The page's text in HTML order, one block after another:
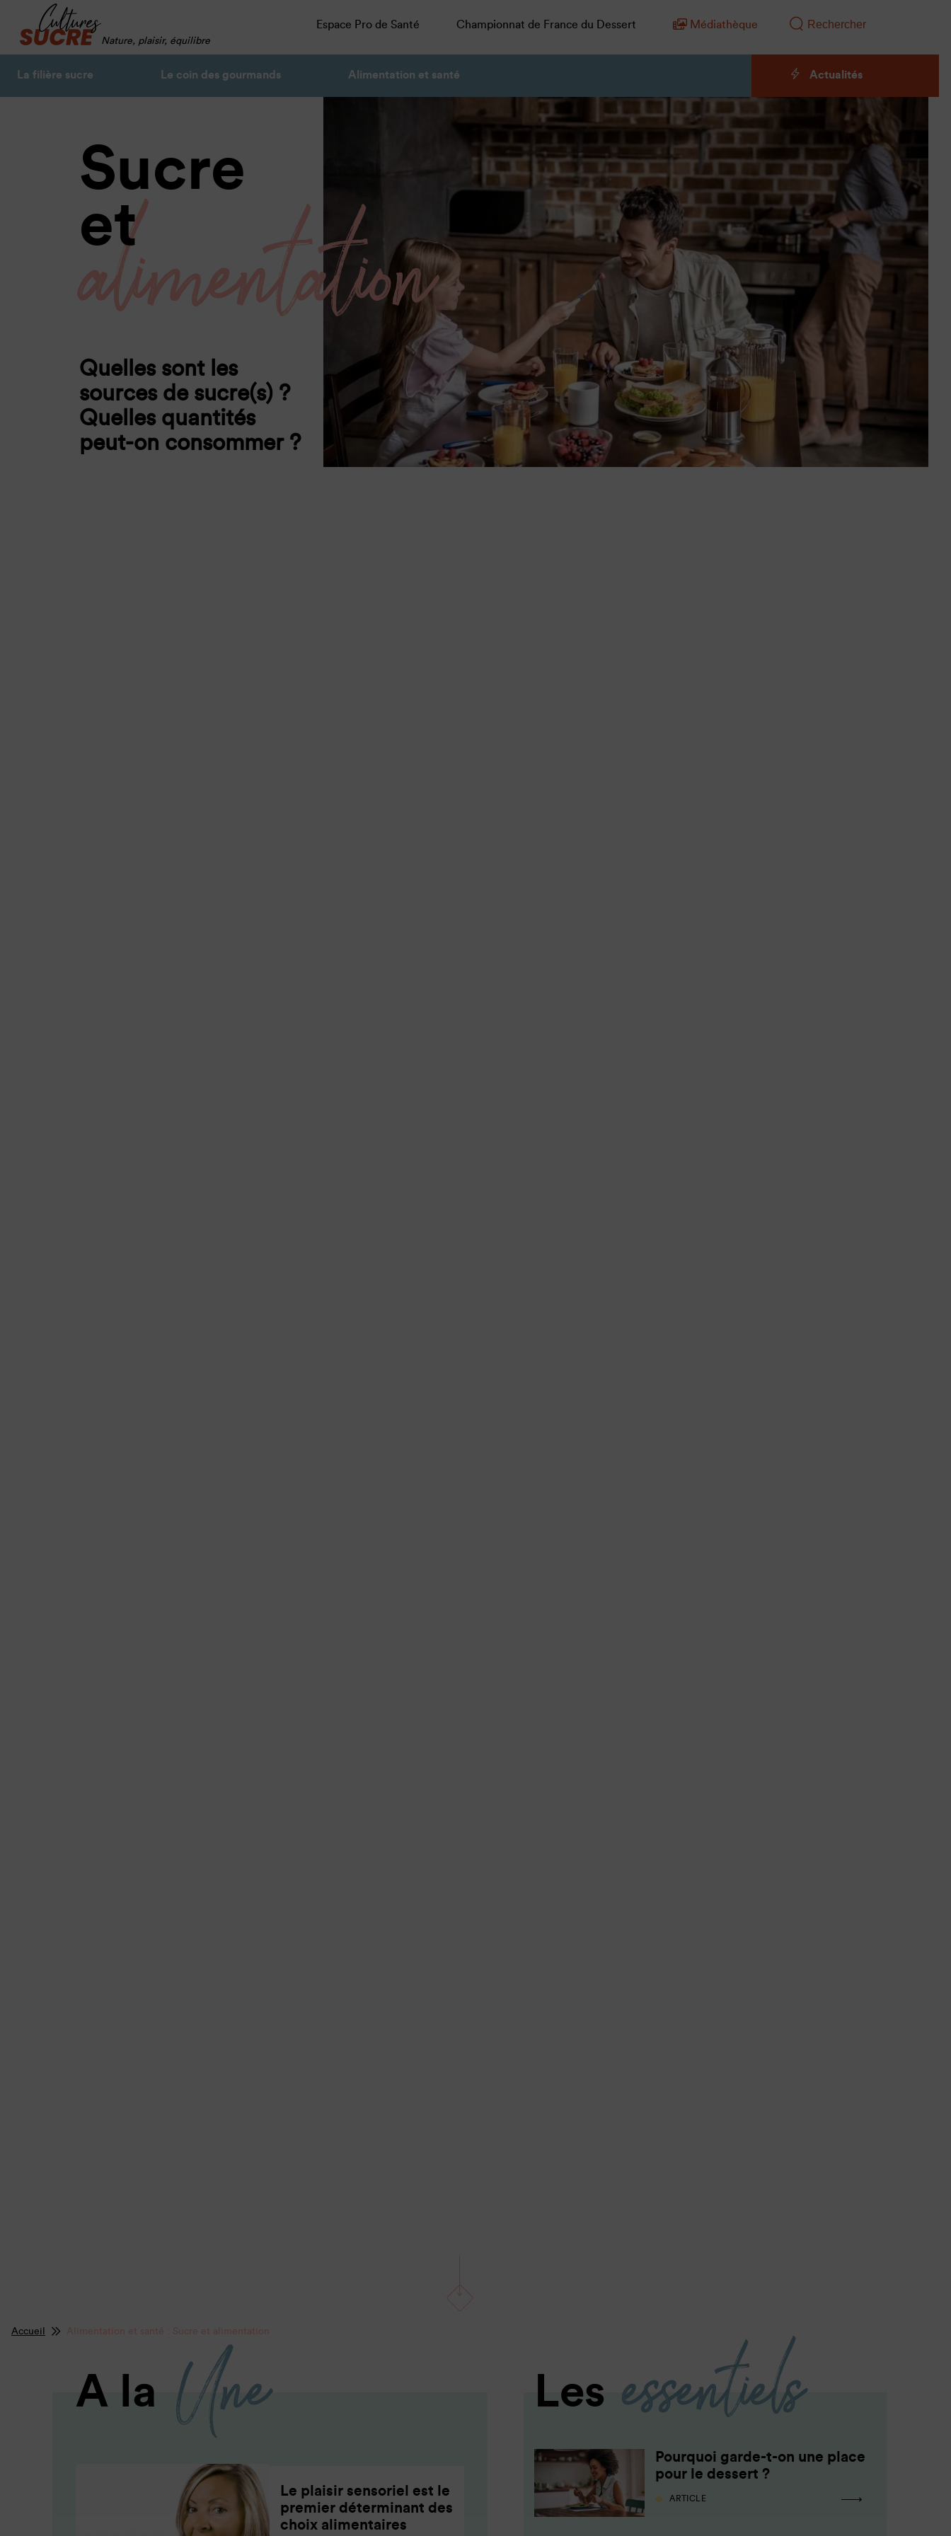
Nature, plaisir, équilibre
Espace Pro de Santé Championnat de France du Dessert Médiathèque
La filière sucre Le coin des gourmands Alimentation et santé Actualités
Sucre
et
alimentation
Quelles sont les
sources de sucre(s) ?
Quelles quantités
peut-on consommer ?
Accueil Alimentation et santé : Sucre et alimentation
A la Une
Le plaisir sensoriel est le
premier déterminant des
choix alimentaires
Les essentiels
Pourquoi garde-t-on une place
pour le dessert ?
ARTICLE